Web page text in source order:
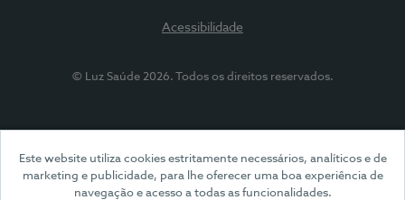
Este website utiliza cookies estritamente necessários, analíticos e de
marketing e publicidade, para lhe oferecer uma boa experiência de
navegação e acesso a todas as funcionalidades.
Acessibilidade
© Luz Saúde 2026. Todos os direitos reservados.